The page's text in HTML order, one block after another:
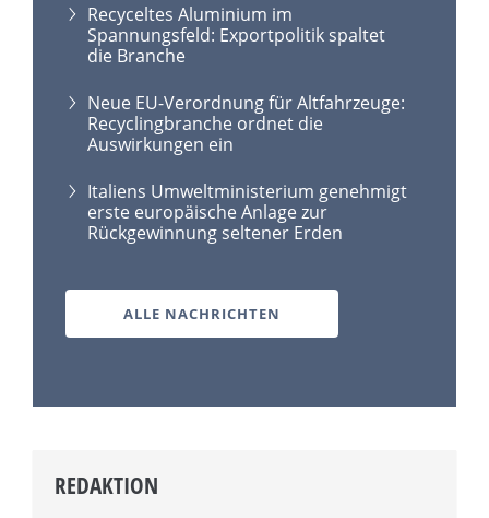
Recyceltes Aluminium im
Spannungsfeld: Exportpolitik spaltet
die Branche
Neue EU-Verordnung für Altfahrzeuge:
Recyclingbranche ordnet die
Auswirkungen ein
Italiens Umweltministerium genehmigt
erste europäische Anlage zur
Rückgewinnung seltener Erden
ALLE NACHRICHTEN
REDAKTION